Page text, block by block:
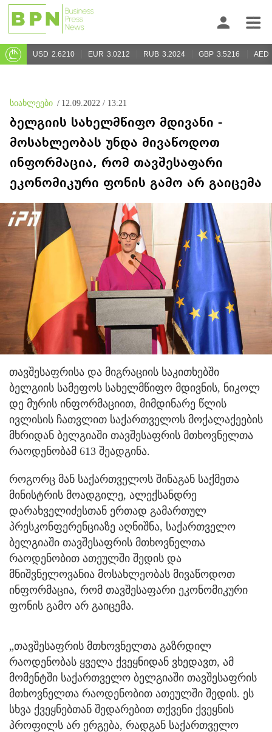
USD 2.6210 EUR 3.0212 RUB 3.2024 GBP 3.5216 AED
სიახლეები / 12.09.2022 / 13:21
ბელგიის სახელმწიფო მდივანი -
მოსახლეობას უნდა მივაწოდოთ
ინფორმაცია, რომ თავშესაფარი
ეკონომიკური ფონის გამო არ გაიცემა
თავშესაფრისა და მიგრაციის საკითხებში
ბელგიის სამეფოს სახელმწიფო მდივნის, ნიკოლ
დე მურის ინფორმაციით, მიმდინარე წლის
ივლისის ჩათვლით საქართველოს მოქალაქეების
მხრიდან ბელგიაში თავშესაფრის მთხოვნელთა
რაოდენობამ 613 შეადგინა.
როგორც მან საქართველოს შინაგან საქმეთა
მინისტრის მოადგილე, ალექსანდრე
დარახველიძესთან ერთად გამართულ
პრესკონფერენციაზე აღნიშნა, საქართველო
ბელგიაში თავშესაფრის მთხოვნელთა
რაოდენობით ათეულში შედის და
მნიშვნელოვანია მოსახლეობას მივაწოდოთ
ინფორმაცია, რომ თავშესაფარი ეკონომიკური
ფონის გამო არ გაიცემა.
„თავშესაფრის მთხოვნელთა გაზრდილ
რაოდენობას ყველა ქვეყნიდან ვხედავთ, ამ
მომენტში საქართველო ბელგიაში თავშესაფრის
მთხოვნელთა რაოდენობით ათეულში შედის. ეს
სხვა ქვეყნებთან შედარებით თქვენი ქვეყნის
პროფილს არ ერგება, რადგან საქართველო